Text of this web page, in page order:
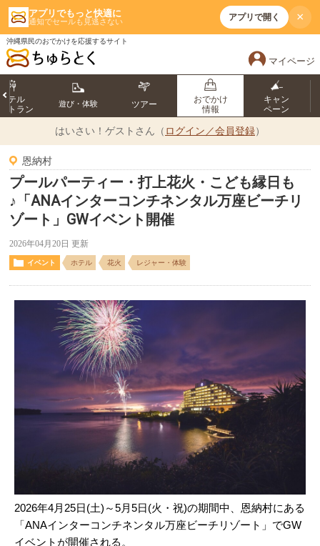
アプリでもっと快適に
通知でセールも見逃さない アプリで開く ×
沖縄県民のおでかけを応援するサイト
マイページ
ホテル
トラン
遊び・体験 ツアー
おでかけ
情報
キャン
ペーン
はいさい！ ゲストさん（ ログイン／会員登録）
恩納村
プールパーティー・打上花火・こども縁日も
♪「ANAインターコンチネンタル万座ビーチリ
ゾート」GWイベント開催
2026年04月20日 更新
イベント ホテル 花火 レジャー・体験
2026年4月25日(土)～5月5日(火・祝)の期間中、恩納村にある
「ANAインターコンチネンタル万座ビーチリゾート」でGW
イベントが開催される。